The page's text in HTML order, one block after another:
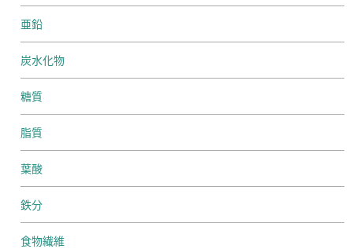
亜鉛
炭水化物
糖質
脂質
葉酸
鉄分
食物繊維